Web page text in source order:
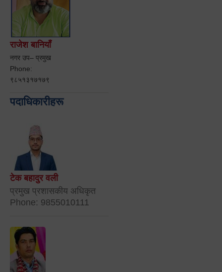
राजेश बानियाँ
नगर उप– प्रमुख
Phone:
९८५१३१७१७९
पदाधिकारीहरू
टेक बहादुर वली
प्रमुख प्रशासकीय अधिकृत
Phone: 9855010111